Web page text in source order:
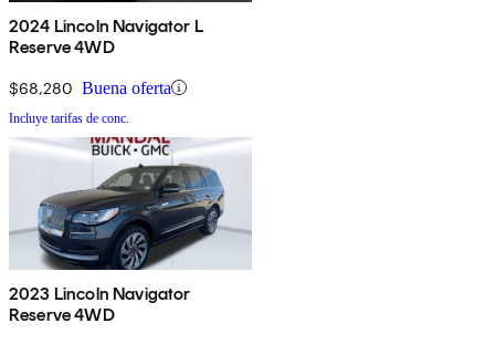
2024 Lincoln Navigator L
Reserve 4WD
$68,280 Buena oferta
Incluye tarifas de conc.
2023 Lincoln Navigator
Reserve 4WD